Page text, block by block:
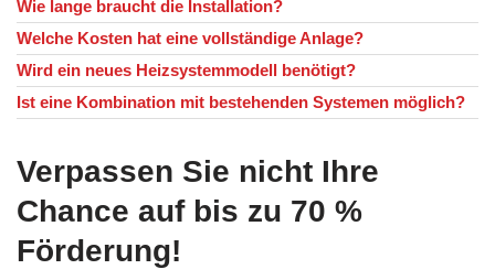
Wie lange braucht die Installation?
Welche Kosten hat eine vollständige Anlage?
Wird ein neues Heizsystemmodell benötigt?
Ist eine Kombination mit bestehenden Systemen möglich?
Verpassen Sie nicht Ihre
Chance auf bis zu 70 %
Förderung!